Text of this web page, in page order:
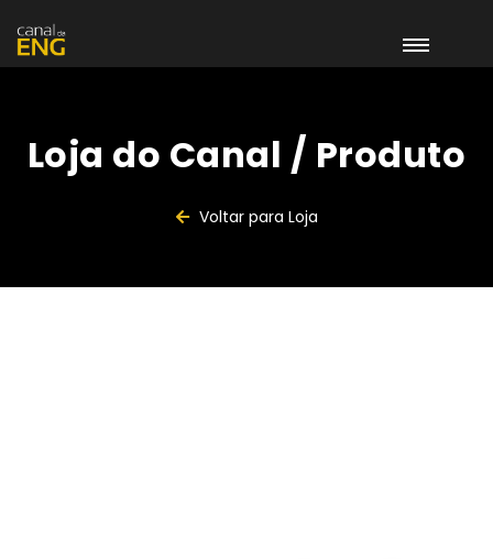
Loja do Canal / Produto
Voltar para Loja